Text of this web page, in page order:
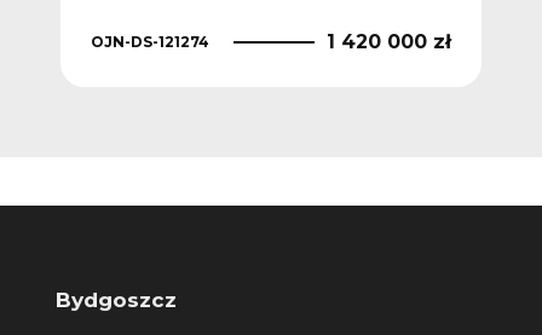
OJN-DS-121274 1 420 000 zł
Bydgoszcz